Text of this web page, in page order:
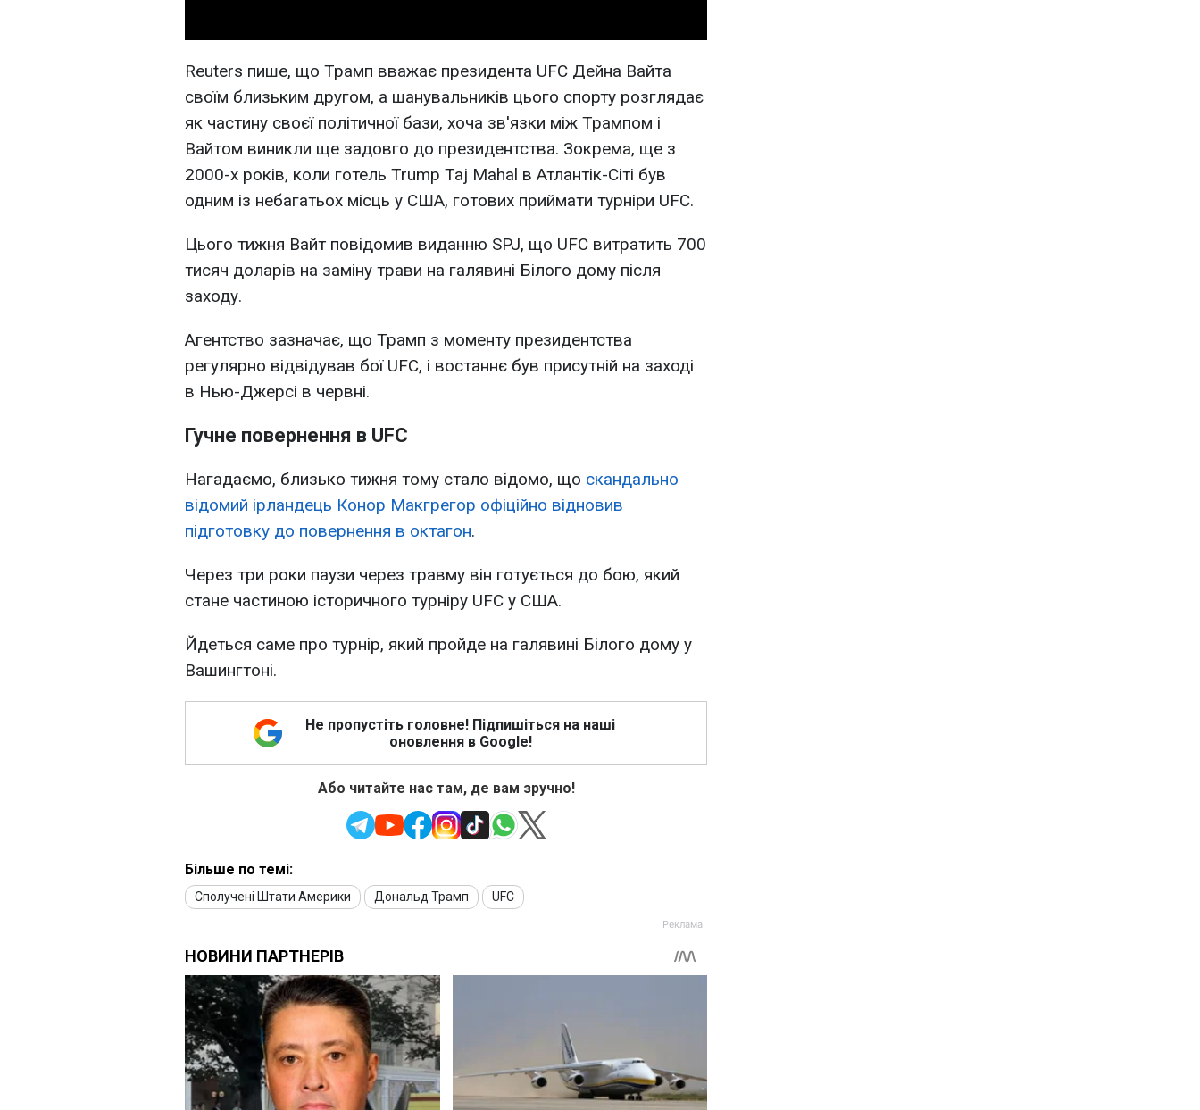
Reuters пише, що Трамп вважає президента UFC Дейна Вайта
своїм близьким другом, а шанувальників цього спорту розглядає
як частину своєї політичної бази, хоча зв'язки між Трампом і
Вайтом виникли ще задовго до президентства. Зокрема, ще з
2000-х років, коли готель Trump Taj Mahal в Атлантік-Сіті був
одним із небагатьох місць у США, готових приймати турніри UFC.
Цього тижня Вайт повідомив виданню SPJ, що UFC витратить 700
тисяч доларів на заміну трави на галявині Білого дому після
заходу.
Агентство зазначає, що Трамп з моменту президентства
регулярно відвідував бої UFC, і востаннє був присутній на заході
в Нью-Джерсі в червні.
Гучне повернення в UFC
Нагадаємо, близько тижня тому стало відомо, що скандально
відомий ірландець Конор Макгрегор офіційно відновив
підготовку до повернення в октагон.
Через три роки паузи через травму він готується до бою, який
стане частиною історичного турніру UFC у США.
Йдеться саме про турнір, який пройде на галявині Білого дому у
Вашингтоні.
Не пропустіть головне! Підпишіться на наші
оновлення в Google!
Або читайте нас там, де вам зручно!
Більше по темі:
Сполучені Штати Америки Дональд Трамп UFC